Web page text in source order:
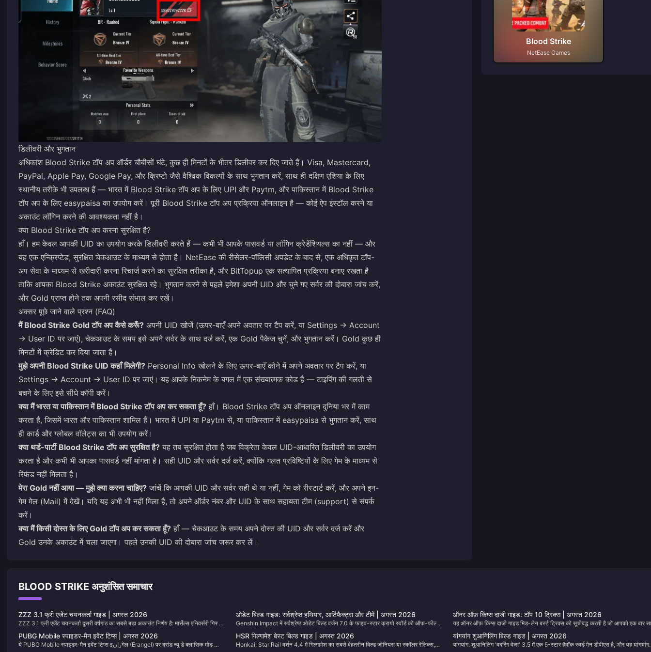
डिलीवरी और भुगतान
अधिकांश Blood Strike टॉप अप ऑर्डर चौबीसों घंटे, कुछ ही मिनटों के भीतर डिलीवर कर दिए जाते हैं। Visa, Mastercard,
PayPal, Apple Pay, Google Pay, और क्रिप्टो जैसे वैश्विक विकल्पों के साथ भुगतान करें, साथ ही दक्षिण एशिया के लिए
स्थानीय तरीके भी उपलब्ध हैं — भारत में Blood Strike टॉप अप के लिए UPI और Paytm, और पाकिस्तान में Blood Strike
टॉप अप के लिए easypaisa का उपयोग करें। पूरी Blood Strike टॉप अप प्रक्रिया ऑनलाइन है — कोई ऐप इंस्टॉल करने या
अकाउंट लॉगिन करने की आवश्यकता नहीं है।
क्या Blood Strike टॉप अप करना सुरक्षित है?
हाँ। हम केवल आपकी UID का उपयोग करके डिलीवरी करते हैं — कभी भी आपके पासवर्ड या लॉगिन क्रेडेंशियल्स का नहीं — और
यह एक एन्क्रिप्टेड, सुरक्षित चेकआउट के माध्यम से होता है। NetEase की रीसेलर-पॉलिसी अपडेट के बाद से, एक अधिकृत टॉप-
अप सेवा के माध्यम से खरीदारी करना रिचार्ज करने का सुरक्षित तरीका है, और BitTopup एक सत्यापित प्रक्रिया बनाए रखता है
ताकि आपका Blood Strike अकाउंट सुरक्षित रहे। भुगतान करने से पहले हमेशा अपनी UID और चुने गए सर्वर की दोबारा जांच करें,
और Gold प्राप्त होने तक अपनी रसीद संभाल कर रखें।
अक्सर पूछे जाने वाले प्रश्न (FAQ)
मैं Blood Strike Gold टॉप अप कैसे करूँ? अपनी UID खोजें (ऊपर-बाएँ अपने अवतार पर टैप करें, या Settings → Account
→ User ID पर जाएं), चेकआउट के समय इसे अपने सर्वर के साथ दर्ज करें, एक Gold पैकेज चुनें, और भुगतान करें। Gold कुछ ही
मिनटों में क्रेडिट कर दिया जाता है।
मुझे अपनी Blood Strike UID कहाँ मिलेगी? Personal Info खोलने के लिए ऊपर-बाएँ कोने में अपने अवतार पर टैप करें, या
Settings → Account → User ID पर जाएं। यह आपके निकनेम के बगल में एक संख्यात्मक कोड है — टाइपिंग की गलती से
बचने के लिए इसे सीधे कॉपी करें।
क्या मैं भारत या पाकिस्तान में Blood Strike टॉप अप कर सकता हूँ? हाँ। Blood Strike टॉप अप ऑनलाइन दुनिया भर में काम
करता है, जिसमें भारत और पाकिस्तान शामिल हैं। भारत में UPI या Paytm से, या पाकिस्तान में easypaisa से भुगतान करें, साथ
ही कार्ड और ग्लोबल वॉलेट्स का भी उपयोग करें।
क्या थर्ड-पार्टी Blood Strike टॉप अप सुरक्षित है? यह तब सुरक्षित होता है जब विक्रेता केवल UID-आधारित डिलीवरी का उपयोग
करता है और कभी भी आपका पासवर्ड नहीं मांगता है। सही UID और सर्वर दर्ज करें, क्योंकि गलत प्रविष्टियों के लिए गेम के माध्यम से
रिफंड नहीं मिलता है।
मेरा Gold नहीं आया — मुझे क्या करना चाहिए? जांचें कि आपकी UID और सर्वर सही थे या नहीं, गेम को रीस्टार्ट करें, और अपने इन-
गेम मेल (Mail) में देखें। यदि यह अभी भी नहीं मिला है, तो अपने ऑर्डर नंबर और UID के साथ सहायता टीम (support) से संपर्क
करें।
क्या मैं किसी दोस्त के लिए Gold टॉप अप कर सकता हूँ? हाँ — चेकआउट के समय अपने दोस्त की UID और सर्वर दर्ज करें और
Gold उनके अकाउंट में चला जाएगा। पहले उनकी UID की दोबारा जांच जरूर कर लें।
Blood Strike
NetEase Games
BLOOD STRIKE अनुशंसित समाचार
ZZZ 3.1 फ्री एजेंट चयनकर्ता गाइड | अगस्त 2026
ZZZ 3.1 फ्री एजेंट चयनकर्ता दूसरी वर्षगांठ का सबसे बड़ा अकाउंट निर्णय है: मार्सेल्स एनिवर्सरी गिफ्ट
पूल से एक सीमित S-रैंक एजेंट और एक सीमित S-रैंक W-इंजन। यह पेज इस बात पर नज़र रखता है
कि अपनी रोस्टर के लिए किसे चुनें और W-Engine का चयन उसके बाद कैसे किया जाना चाहिए। इसे
बुकमार्क करें; इवेंट विंडो या मेटा में बदलाव होने पर हम इसे अपडेट करते हैं।
ओडेट बिल्ड गाइड: सर्वश्रेष्ठ हथियार, आर्टिफैक्ट्स और टीमें | अगस्त 2026
Genshin Impact में सर्वश्रेष्ठ ओडेट बिल्ड वर्जन 7.0 के फाइव-स्टार क्रायो स्वॉर्ड को ऑफ-फील्ड
स्टेलर-कंडक्ट और स्टेलर-स्वर्ल इंजन में बदल देता है। यह पेज 7.0 के लिए उसके हथियार,
आर्टिफैक्ट्स, टीमें और पुल वैल्यू को सूचीबद्ध करता है। संतुलन पैच के बाद हम तालिकाओं को अपडेट
करेंगे, इसलिए इस यूआरएल को संभाल कर रखें।
ऑनर ऑफ़ किंग्स दाजी गाइड: टॉप 10 ट्रिक्स | अगस्त 2026
यह ऑनर ऑफ़ किंग्स दाजी गाइड मिड-लेन बर्स्ट ट्रिक्स को सूचीबद्ध करती है जो आपको एक बार
करने के बाद कैरीज को हटाने देती हैं। जब मेटा बदलता है, तो हम तालिका को अपडेट करते हैं,
पेज को बुकमार्क करें और पैच के बाद वापस आएं।
PUBG Mobile स्पाइडर-मैन इवेंट टिप्स | अगस्त 2026
ये PUBG Mobile स्पाइडर-मैन इवेंट टिप्स इرانगेल (Erangel) पर ब्रांड न्यू डे क्लासिक मोड को
HSR गिल्गामेश बेस्ट बिल्ड गाइड | अगस्त 2026
Honkai: Star Rail वर्शन 4.4 में गिल्गामेश का सबसे बेहतरीन बिल्ड जीनियस या स्कॉलर रेलिक्स,
यांगयांग शुआनिलिंग बिल्ड गाइड | अगस्त 2026
यांगयांग: शुआनिलिंग 'वदरिंग वेव्स' 3.5 में एक 5-स्टार हैवॉक स्वर्ड मेन डीपीएस है, और यह यांगयांग